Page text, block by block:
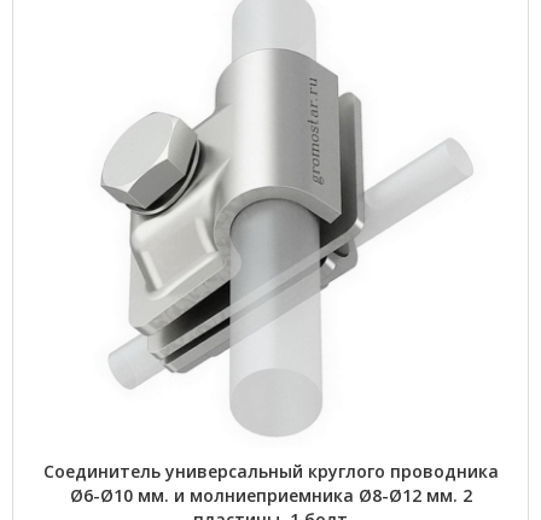
Соединитель универсальный круглого проводника
Ø6-Ø10 мм. и молниеприемника Ø8-Ø12 мм. 2